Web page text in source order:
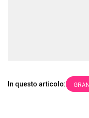
In questo articolo: